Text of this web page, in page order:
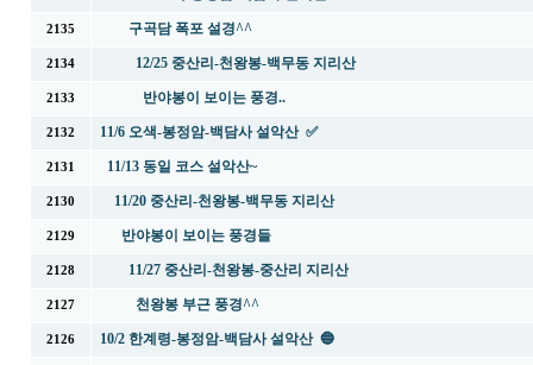
2135 구곡담 폭포 설경^^
2134 12/25 중산리-천왕봉-백무동 지리산
2133 반야봉이 보이는 풍경..
2132 11/6 오색-봉정암-백담사 설악산 ✅
2131 11/13 동일 코스 설악산~
2130 11/20 중산리-천왕봉-백무동 지리산
2129 반야봉이 보이는 풍경들
2128 11/27 중산리-천왕봉-중산리 지리산
2127 천왕봉 부근 풍경^^
2126 10/2 한계령-봉정암-백담사 설악산 🔵